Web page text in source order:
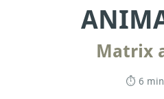
Matrix
⏱ 6